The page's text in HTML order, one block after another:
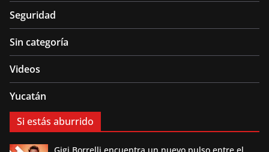
Seguridad
Sin categoría
Videos
Yucatán
Si estás aburrido